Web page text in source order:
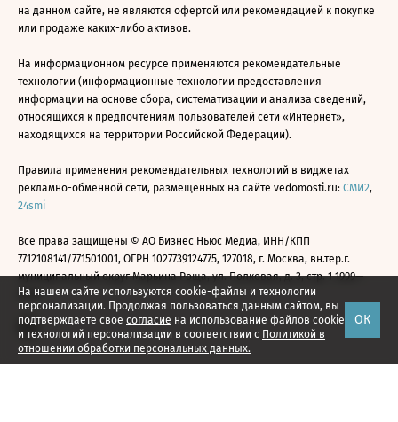
На нашем сайте используются cookie-файлы и технологии
персонализации. Продолжая пользоваться данным сайтом, вы
подтверждаете свое согласие на использование файлов cookie
и технологий персонализации в соответствии с Политикой в
отношении обработки персональных данных.
ОК
на данном сайте, не являются офертой или рекомендацией к покупке
или продаже каких-либо активов.
На информационном ресурсе применяются рекомендательные
технологии (информационные технологии предоставления
информации на основе сбора, систематизации и анализа сведений,
относящихся к предпочтениям пользователей сети «Интернет»,
находящихся на территории Российской Федерации).
Правила применения рекомендательных технологий в виджетах
рекламно-обменной сети, размещенных на сайте vedomosti.ru: СМИ2,
24smi
Все права защищены © АО Бизнес Ньюс Медиа, ИНН/КПП
7712108141/771501001, ОГРН 1027739124775, 127018, г. Москва, вн.тер.г.
муниципальный округ Марьина Роща, ул. Полковая, д. 3, стр. 1 1999—
2026